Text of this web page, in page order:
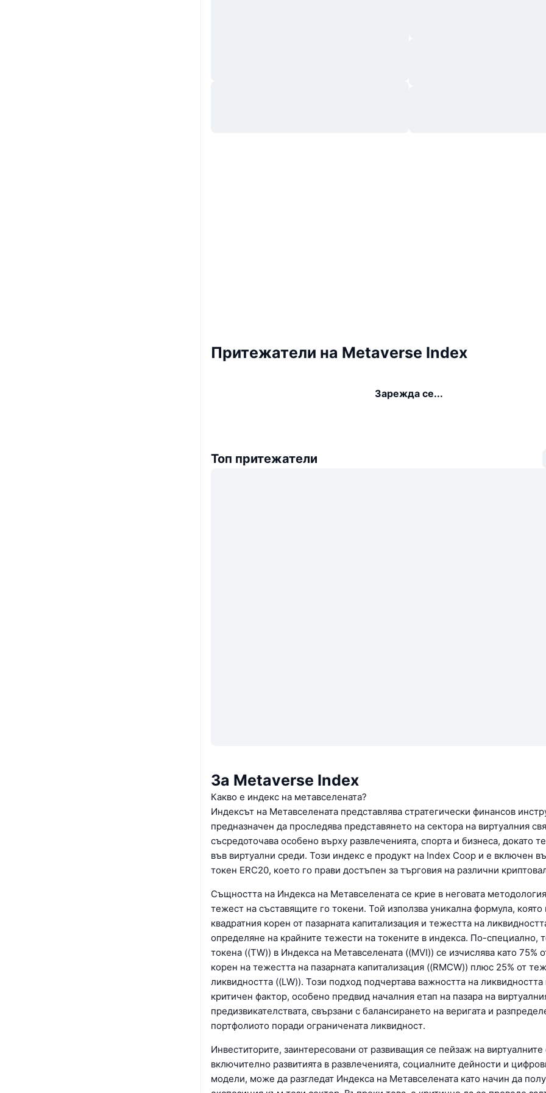
Притежатели на Metaverse Index
Зарежда се...
Топ притежатели
За Metaverse Index
Какво е индекс на метавселената?
Индексът на Метавселената представлява стратегически финансов
предназначен да проследява представянето на сектора на виртуалния
съсредоточава особено върху развлеченията, спорта и бизнеса, докато
във виртуални среди. Този индекс е продукт на Index Coop и е включен
токен ERC20, което го прави достъпен за търговия на различни
Същността на Индекса на Метавселената се крие в неговата
тежест на съставящите го токени. Той използва уникална формула,
квадратния корен от пазарната капитализация и тежестта на
определяне на крайните тежести на токените в индекса. По-специално,
токена ((TW)) в Индекса на Метавселената ((MVI)) се изчислява като 75%
корен на тежестта на пазарната капитализация ((RMCW)) плюс 25% от
ликвидността ((LW)). Този подход подчертава важността на ликвидността
критичен фактор, особено предвид началния етап на пазара на
предизвикателствата, свързани с балансирането на веригата и
портфолиото поради ограничената ликвидност.
Инвеститорите, заинтересовани от развиващия се пейзаж на виртуалните
включително развитията в развлеченията, социалните дейности и
модели, може да разгледат Индекса на Метавселената като начин да